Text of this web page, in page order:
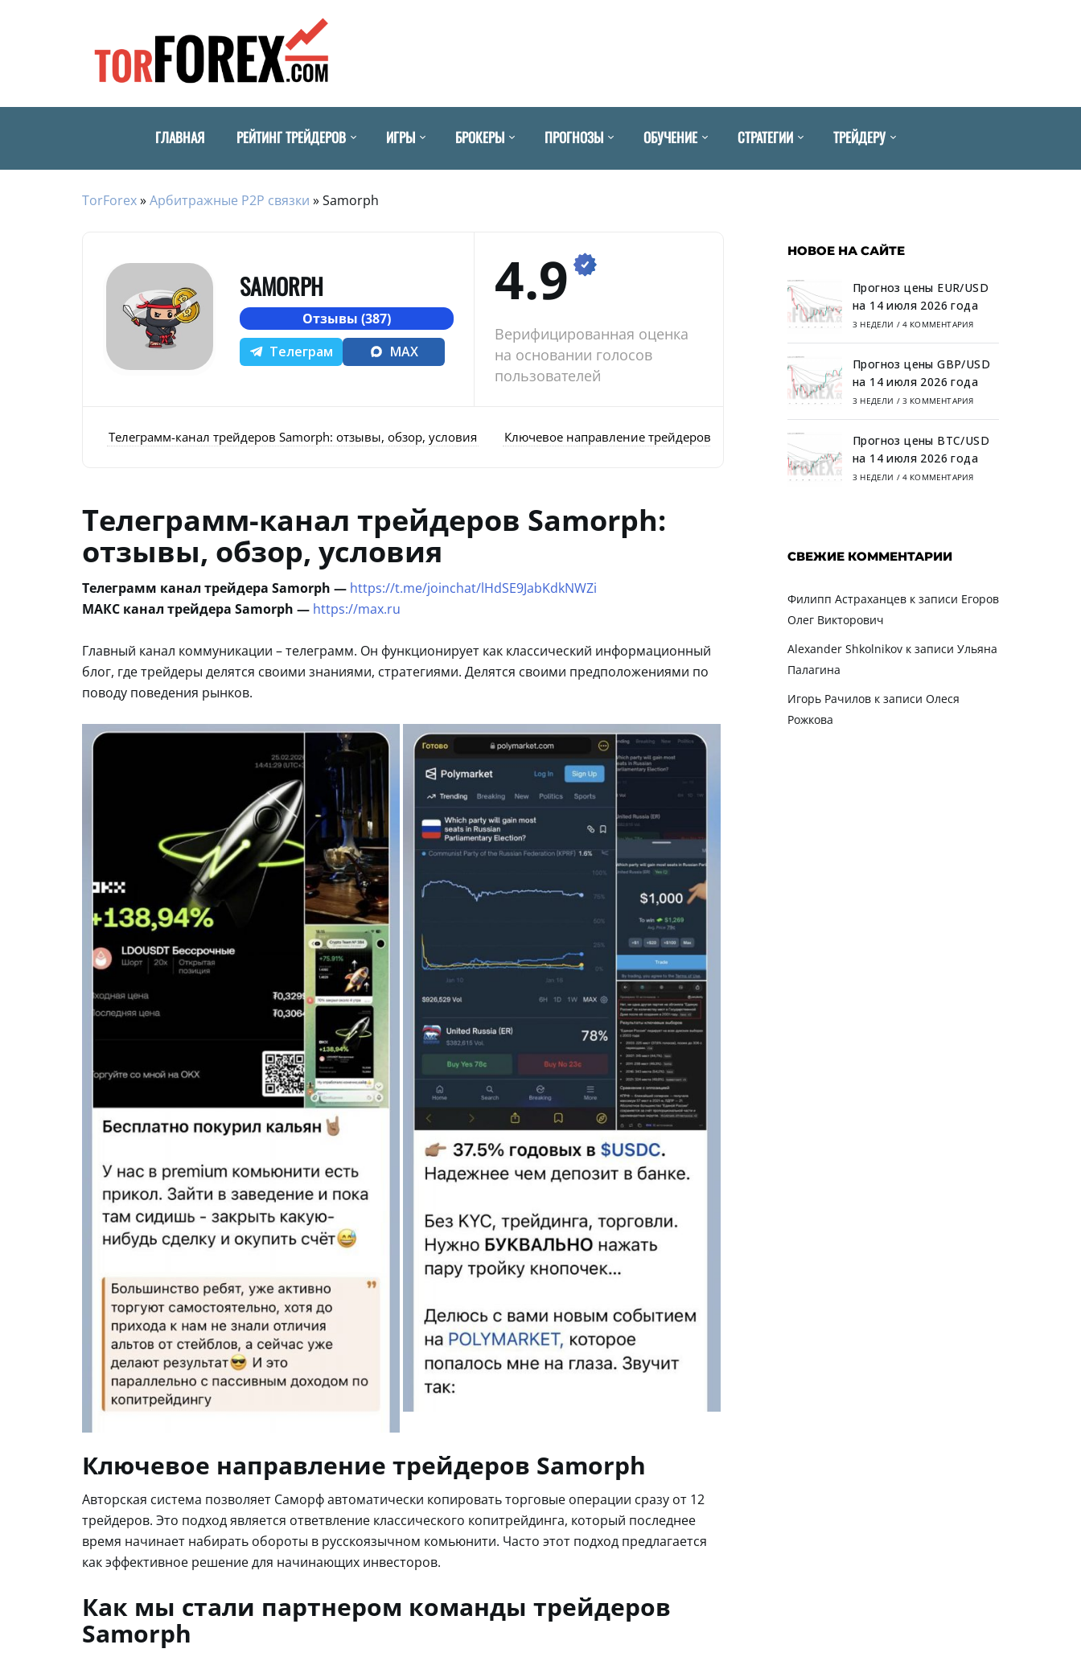
ГЛАВНАЯ РЕЙТИНГ ТРЕЙДЕРОВ ИГРЫ БРОКЕРЫ ПРОГНОЗЫ ОБУЧЕНИЕ СТРАТЕГИИ ТРЕЙДЕРУ
TorForex»Арбитражные P2P связки »Samorph
SAMORPH
Отзывы (387)
Телеграм
MAX
4.9
Верифицированная оценка
на основании голосов
пользователей
Телеграмм-канал трейдеров Samorph: отзывы, обзор, условия Ключевое направление трейдеров Samorph Как мы стали партнером команды трейдеров
Телеграмм-канал трейдеров Samorph:
отзывы, обзор, условия
Телеграмм канал трейдера Samorph — https://t.me/joinchat/lHdSE9JabKdkNWZi
МАКС канал трейдера Samorph — https://max.ru
Главный канал коммуникации – телеграмм. Он функционирует как классический информационный
блог, где трейдеры делятся своими знаниями, стратегиями. Делятся своими предположениями по
поводу поведения рынков.
Ключевое направление трейдеров Samorph
Авторская система позволяет Саморф автоматически копировать торговые операции сразу от 12
трейдеров. Это подход является ответвление классического копитрейдинга, который последнее
время начинает набирать обороты в русскоязычном комьюнити. Часто этот подход предлагается
как эффективное решение для начинающих инвесторов.
Как мы стали партнером команды трейдеров
Samorph
НОВОЕ НА САЙТЕ
Прогноз цены EUR/USD
на 14 июля 2026 года
3 НЕДЕЛИ / 4 КОММЕНТАРИЯ
Прогноз цены GBP/USD
на 14 июля 2026 года
3 НЕДЕЛИ / 3 КОММЕНТАРИЯ
Прогноз цены BTC/USD
на 14 июля 2026 года
3 НЕДЕЛИ / 4 КОММЕНТАРИЯ
СВЕЖИЕ КОММЕНТАРИИ
Филипп Астраханцевк записи Егоров
Олег Викторович
Alexander Shkolnikovк записи Ульяна
Палагина
Игорь Рачиловк записи Олеся
Рожкова